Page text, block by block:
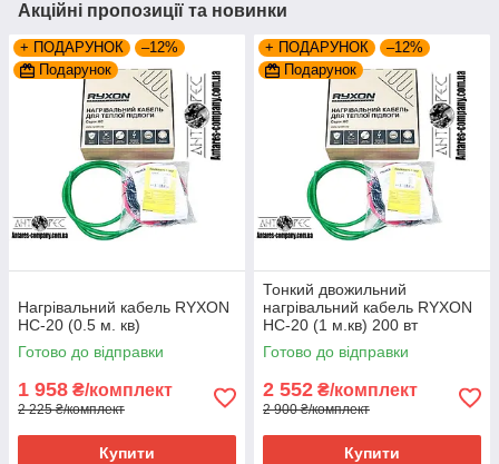
Акційні пропозиції та новинки
+ ПОДАРУНОК
–12%
Подарунок
Нагрівальний кабель RYXON
HC-20 (0.5 м. кв)
Готово до відправки
1 958 ₴/комплект
2 225 ₴/комплект
Купити
+ ПОДАРУНОК
–12%
Подарунок
Тонкий двожильний
нагрівальний кабель RYXON
HC-20 (1 м.кв) 200 вт
Готово до відправки
2 552 ₴/комплект
2 900 ₴/комплект
Купити